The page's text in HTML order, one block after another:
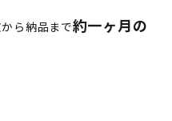
ら納品まで約一ヶ月の